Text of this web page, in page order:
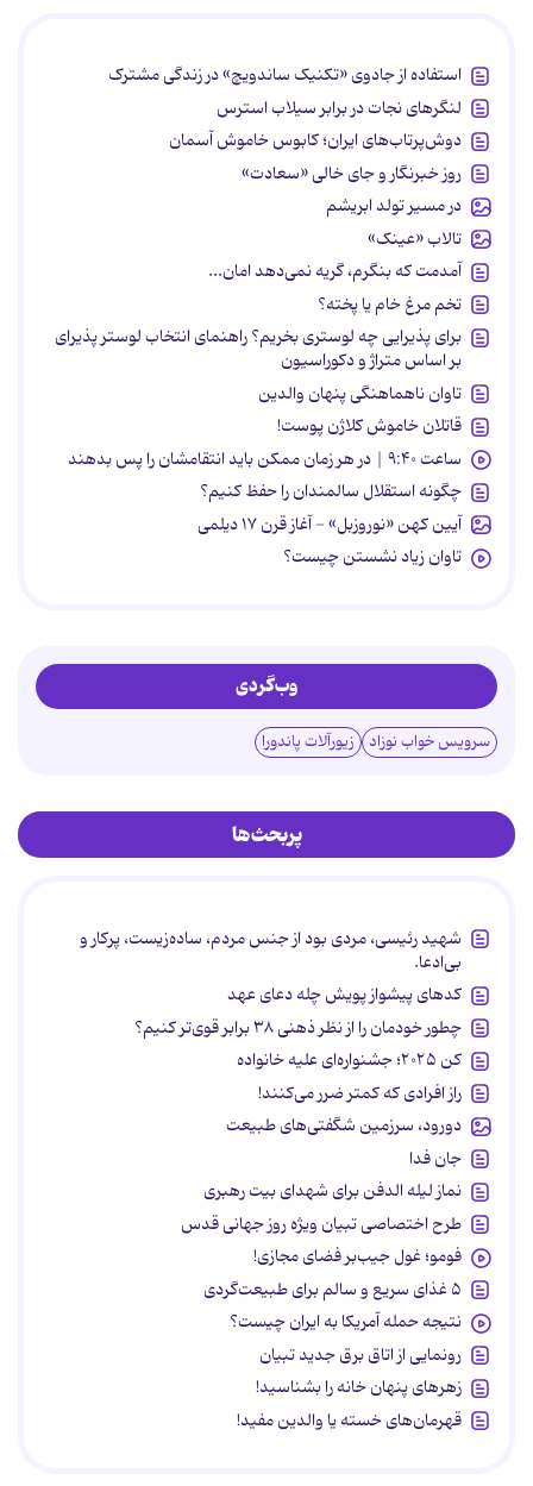
استفاده از جادوی «تکنیک ساندویچ» در زندگی مشترک
لنگرهای نجات در برابر سیلاب استرس
دوش‌پرتاب‌های ایران؛ کابوس خاموش آسمان
روز خبرنگار و جای خالی «سعادت»
در مسیر تولد ابریشم
تالاب «عینک»
آمدمت که بنگرم، گریه نمی‌دهد امان...
تخم مرغ خام یا پخته؟
برای پذیرایی چه لوستری بخریم؟ راهنمای انتخاب لوستر پذیرای
بر اساس متراژ و دکوراسیون
تاوان ناهماهنگی پنهان والدین
قاتلان خاموش کلاژن پوست!
ساعت ۹:۴۰ | در هر زمان ممکن باید انتقامشان را پس بدهند
چگونه استقلال سالمندان را حفظ کنیم؟
آیین کهن «نوروزبل» - آغاز قرن ۱۷ دیلمی
تاوان زیاد نشستن چیست؟
وب‌گردی
سرویس خواب نوزاد زیورآلات پاندورا
پربحث‌ها
شهید رئیسی، مردی بود از جنس مردم، ساده‌زیست، پرکار و
بی‌ادعا.
کدهای پیشواز پویش چله دعای عهد
چطور خودمان را از نظر ذهنی ۳۸ برابر قوی‌تر کنیم؟
کن ۲۰۲۵؛ جشنواره‌ای علیه خانواده
راز افرادی که کمتر ضرر می‌کنند!
دورود، سرزمین شگفتی‌های طبیعت
جان فدا
نماز لیله الدفن برای شهدای بیت رهبری
طرح اختصاصی تبیان ویژه روز جهانی قدس
فومو؛ غول جیب‌بر فضای مجازی!
۵ غذای سریع و سالم برای طبیعت‌گردی
نتیجه حمله آمریکا به ایران چیست؟
رونمایی از اتاق برق جدید تبیان
زهرهای پنهان خانه را بشناسید!
قهرمان‌های خسته یا والدین مفید!